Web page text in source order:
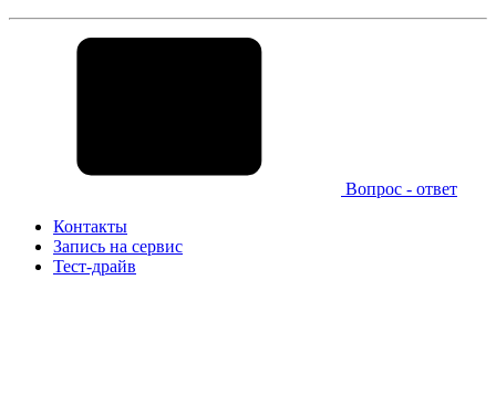
Вопрос - ответ
Контакты
Запись на сервис
Тест-драйв